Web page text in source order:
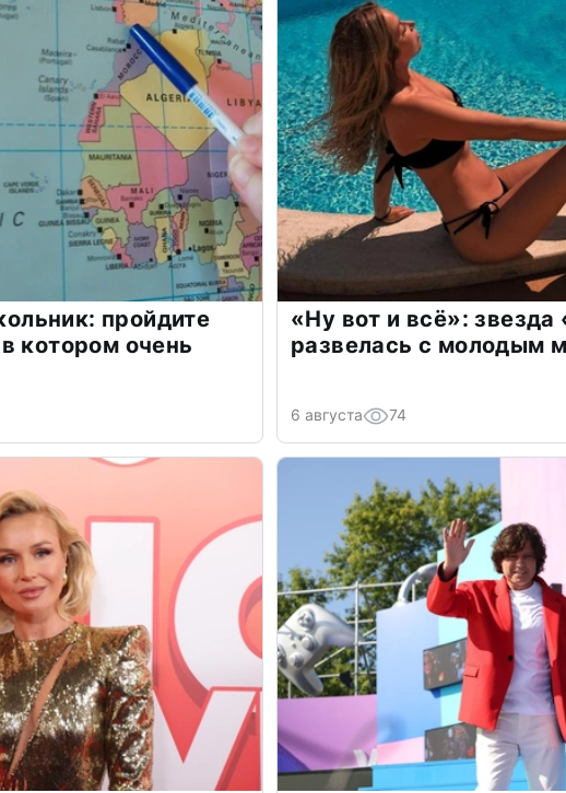
пройдите
котором очень
«Ну вот и всё»:
развелась с молодым
6 августа 74